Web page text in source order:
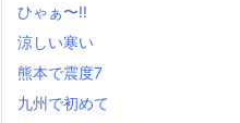
ひゃぁ〜‼
涼しい寒い
熊本で震度7
九州で初めて